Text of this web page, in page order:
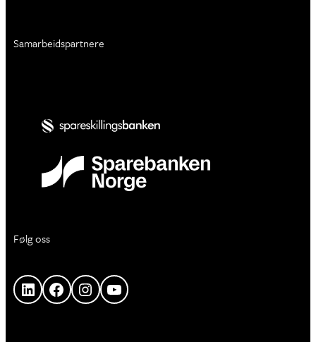
Samarbeidspartnere
Følg oss
LinkedIn Facebook Instagram YouTube